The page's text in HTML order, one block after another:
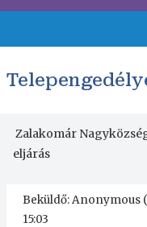
Ugrás
Fejléc
Morzsa
Zalakomár
eljárás
Beküldő:Anonymous
15:03